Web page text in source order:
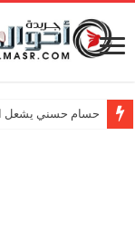
حسام حسني يشعل